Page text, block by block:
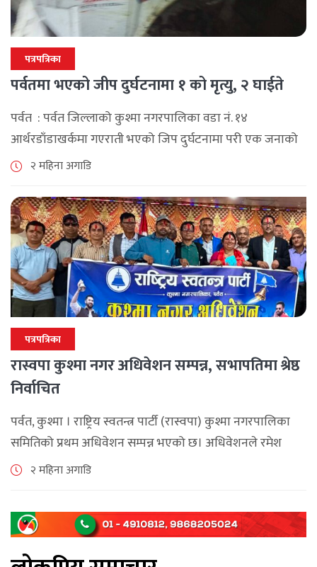
पत्रपत्रिका
पर्वतमा भएको जीप दुर्घटनामा १ को मृत्यु, २ घाईते
पर्वत : पर्वत जिल्लाको कुश्मा नगरपालिका वडा नं. १४
आर्थरडाँडाखर्कमा गएराती भएको जिप दुर्घटनामा परी एक जनाको
मृत्यु भएको छ । जिल्ला प्रहरी कार्यालय पर्वतका सूचना अधिकारी
२ महिना अगाडि
पत्रपत्रिका
रास्वपा कुश्मा नगर अधिवेशन सम्पन्न, सभापतिमा श्रेष्ठ
निर्वाचित
पर्वत, कुश्मा । राष्ट्रिय स्वतन्त्र पार्टी (रास्वपा) कुश्मा नगरपालिका
समितिको प्रथम अधिवेशन सम्पन्न भएको छ। अधिवेशनले रमेश
कुमार श्रेष्ठको अध्यक्षतामा नयाँ कार्यसमिति निर्वाचित गरेको छ।
२ महिना अगाडि